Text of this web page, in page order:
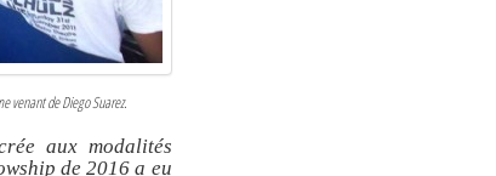
venant de Diego Suarez.
aux modalités
de 2016 a eu